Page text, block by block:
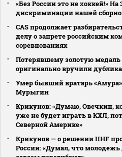
«Без России это не хоккей!»
дискриминации нашей
CAS продолжает
делу о запрете российским
соревнованиях
Потерявшему золотую
оригинально вручили
Умер бывший вратарь
Мурыгин
Крикунов: «Думаю, Овечкин,
уже не будет играть в КХЛ,
Северной Америке»
Крикунов — о решении IIHF
России: «Думал, что молодежь